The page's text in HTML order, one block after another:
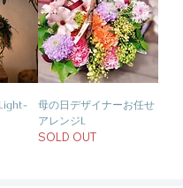
母の日デザイナーお任せ
アレンジL
SOLD OUT